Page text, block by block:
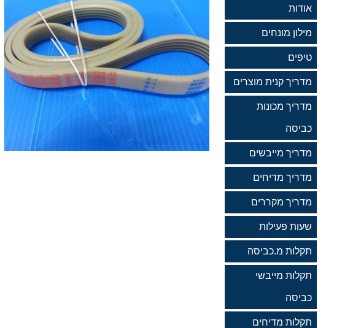
אודות
מילון מונחים
טיפים
מדריך קנית מוצרים
מדריך מכונות
כביסה
מדריך מייבשים
מדריך מדיחים
מדריך מקררים
שעות פעילות
תקלות מ.כביסה
תקלות מייבשי
כביסה
תקלות מדיחים